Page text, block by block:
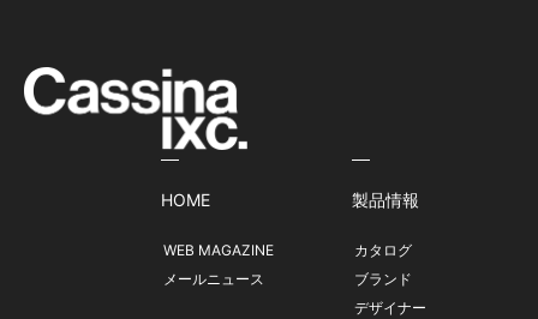
HOME
WEB MAGAZINE
メールニュース
製品情報
カタログ
ブランド
デザイナー